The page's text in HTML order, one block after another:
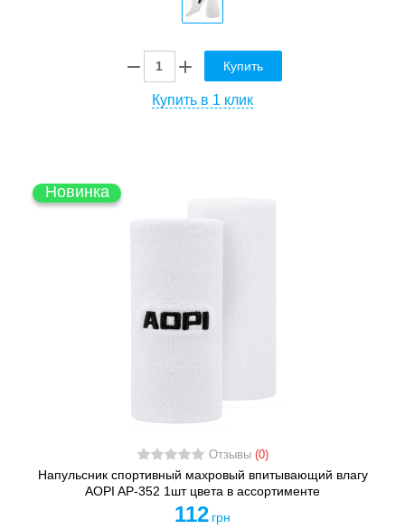
Купить
Купить в 1 клик
Новинка
Отзывы (0)
Напульсник спортивный махровый впитывающий влагу
AOPI AP-352 1шт цвета в ассортименте
112 грн